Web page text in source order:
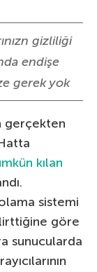
gizliliği
endişe
gerek yok
gerçekten
kılan
sistemi
göre
sunucularda